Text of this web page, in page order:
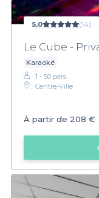
5,0 (14)
Le Cube -
Karaoké
1 - 50 pers.
Centre-Ville
À partir de 208 €